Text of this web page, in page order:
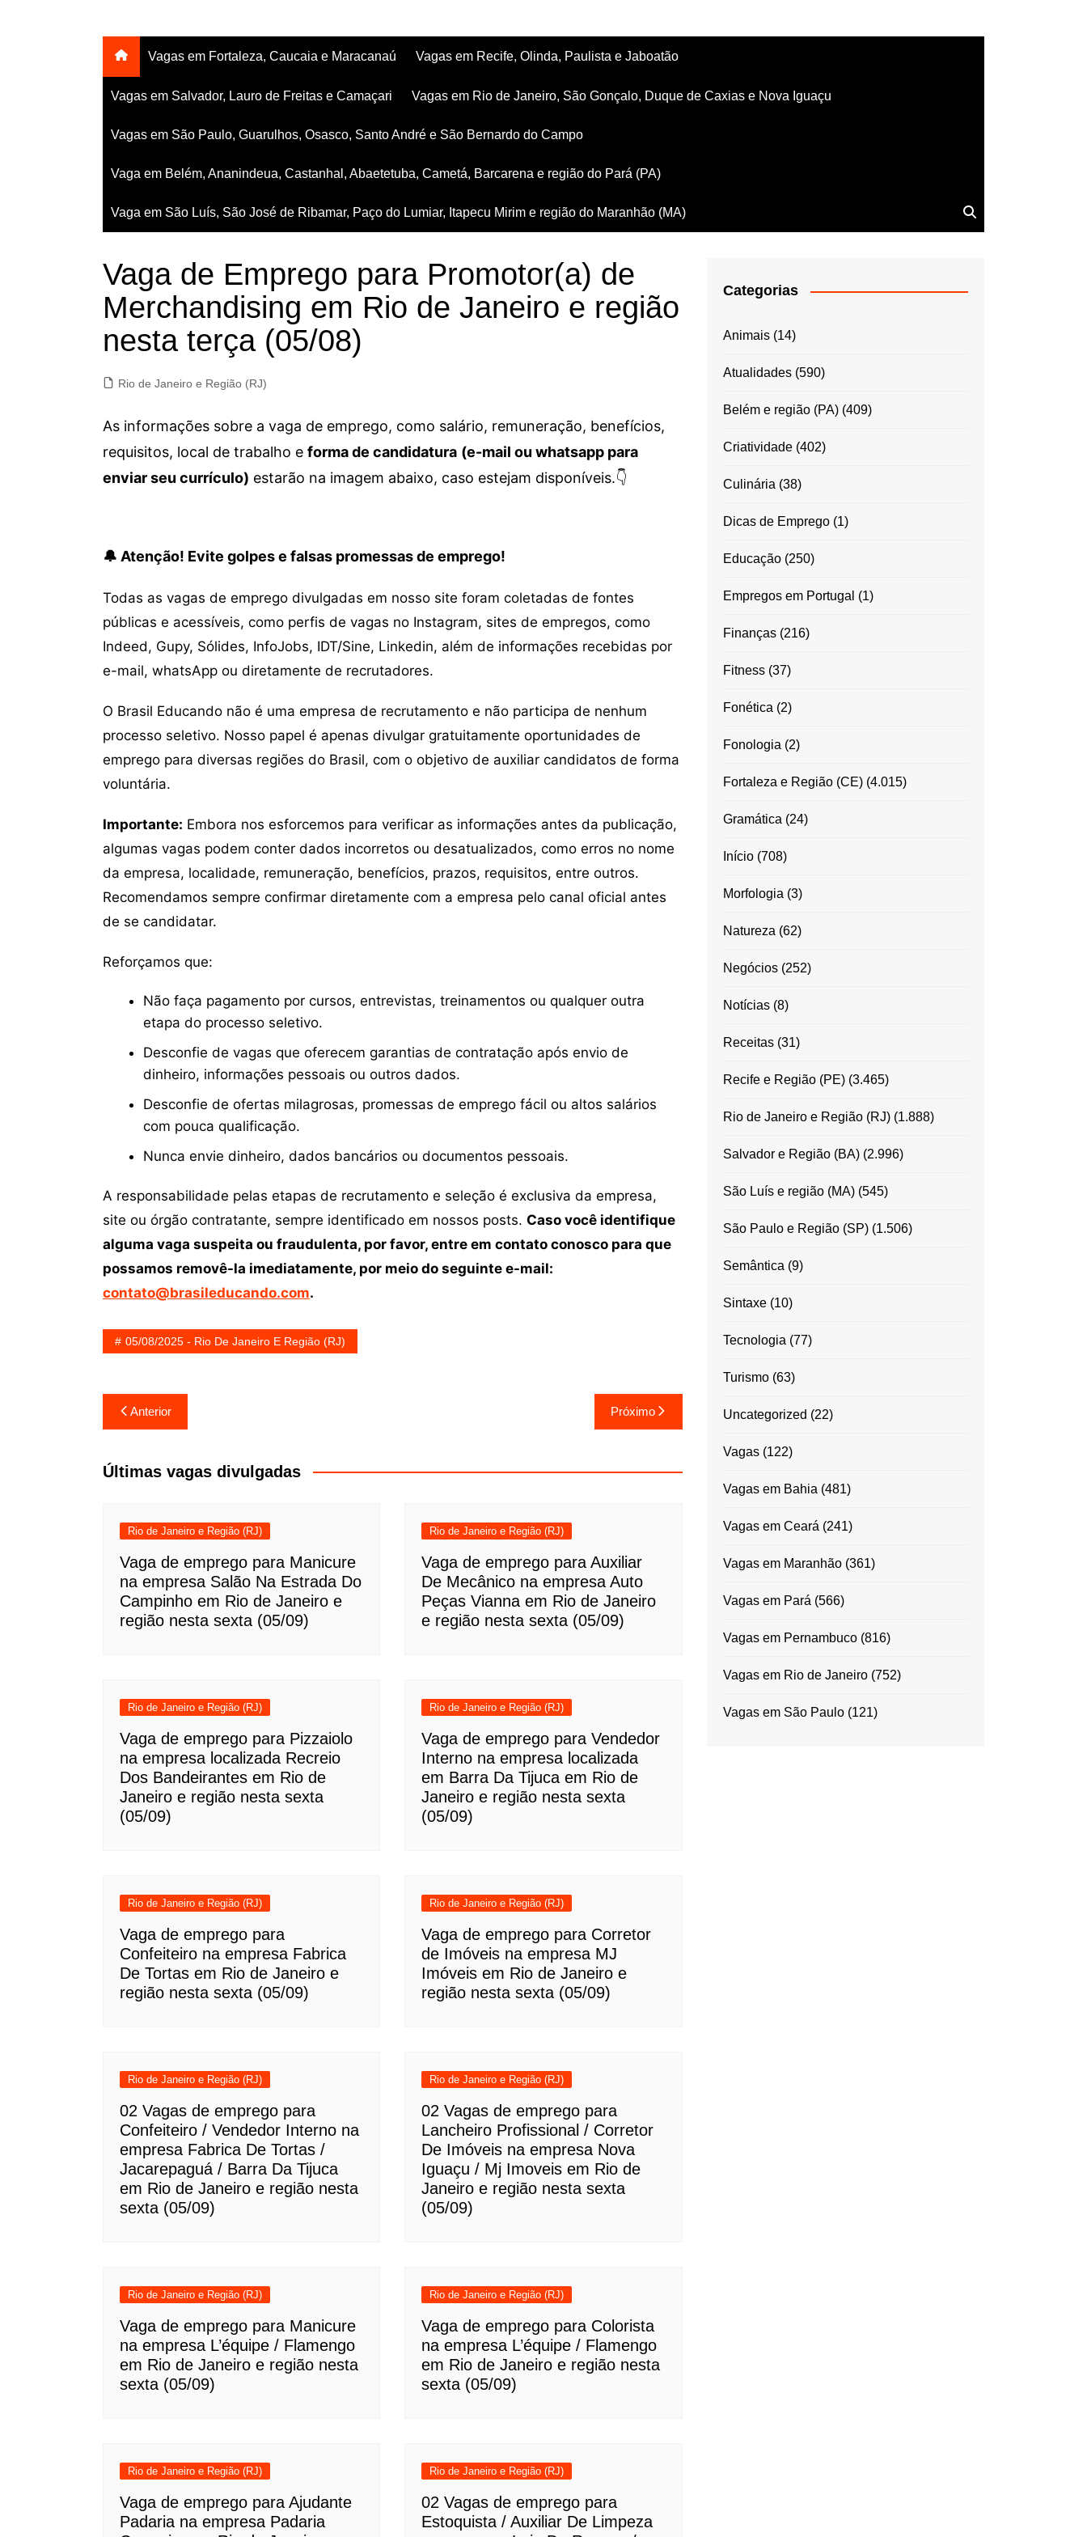
Vagas em Fortaleza, Caucaia e Maracanaú Vagas em Recife, Olinda, Paulista e Jaboatão
Vagas em Salvador, Lauro de Freitas e Camaçari Vagas em Rio de Janeiro, São Gonçalo, Duque de Caxias e Nova Iguaçu
Vagas em São Paulo, Guarulhos, Osasco, Santo André e São Bernardo do Campo
Vaga em Belém, Ananindeua, Castanhal, Abaetetuba, Cametá, Barcarena e região do Pará (PA)
Vaga em São Luís, São José de Ribamar, Paço do Lumiar, Itapecu Mirim e região do Maranhão (MA)
Vaga de Emprego para Promotor(a) de
Merchandising em Rio de Janeiro e região
nesta terça (05/08)
Rio de Janeiro e Região (RJ)
As informações sobre a vaga de emprego, como salário, remuneração, benefícios,
requisitos, local de trabalho e forma de candidatura (e-mail ou whatsapp para
enviar seu currículo) estarão na imagem abaixo, caso estejam disponíveis.👇
🔔 Atenção! Evite golpes e falsas promessas de emprego!
Todas as vagas de emprego divulgadas em nosso site foram coletadas de fontes
públicas e acessíveis, como perfis de vagas no Instagram, sites de empregos, como
Indeed, Gupy, Sólides, InfoJobs, IDT/Sine, Linkedin, além de informações recebidas por
e-mail, whatsApp ou diretamente de recrutadores.
O Brasil Educando não é uma empresa de recrutamento e não participa de nenhum
processo seletivo. Nosso papel é apenas divulgar gratuitamente oportunidades de
emprego para diversas regiões do Brasil, com o objetivo de auxiliar candidatos de forma
voluntária.
Importante: Embora nos esforcemos para verificar as informações antes da publicação,
algumas vagas podem conter dados incorretos ou desatualizados, como erros no nome
da empresa, localidade, remuneração, benefícios, prazos, requisitos, entre outros.
Recomendamos sempre confirmar diretamente com a empresa pelo canal oficial antes
de se candidatar.
Reforçamos que:
Não faça pagamento por cursos, entrevistas, treinamentos ou qualquer outra
etapa do processo seletivo.
Desconfie de vagas que oferecem garantias de contratação após envio de
dinheiro, informações pessoais ou outros dados.
Desconfie de ofertas milagrosas, promessas de emprego fácil ou altos salários
com pouca qualificação.
Nunca envie dinheiro, dados bancários ou documentos pessoais.
A responsabilidade pelas etapas de recrutamento e seleção é exclusiva da empresa,
site ou órgão contratante, sempre identificado em nossos posts. Caso você identifique
alguma vaga suspeita ou fraudulenta, por favor, entre em contato conosco para que
possamos removê-la imediatamente, por meio do seguinte e-mail:
contato@brasileducando.com.
05/08/2025 - Rio De Janeiro E Região (RJ)
Navegação
de
Post
Anterior Próximo
Últimas vagas divulgadas
Rio de Janeiro e Região (RJ)
Vaga de emprego para Manicure
na empresa Salão Na Estrada Do
Campinho em Rio de Janeiro e
região nesta sexta (05/09)
Rio de Janeiro e Região (RJ)
Vaga de emprego para Auxiliar
De Mecânico na empresa Auto
Peças Vianna em Rio de Janeiro
e região nesta sexta (05/09)
Rio de Janeiro e Região (RJ)
Vaga de emprego para Pizzaiolo
na empresa localizada Recreio
Dos Bandeirantes em Rio de
Janeiro e região nesta sexta
(05/09)
Rio de Janeiro e Região (RJ)
Vaga de emprego para Vendedor
Interno na empresa localizada
em Barra Da Tijuca em Rio de
Janeiro e região nesta sexta
(05/09)
Rio de Janeiro e Região (RJ)
Vaga de emprego para
Confeiteiro na empresa Fabrica
De Tortas em Rio de Janeiro e
região nesta sexta (05/09)
Rio de Janeiro e Região (RJ)
Vaga de emprego para Corretor
de Imóveis na empresa MJ
Imóveis em Rio de Janeiro e
região nesta sexta (05/09)
Rio de Janeiro e Região (RJ)
02 Vagas de emprego para
Confeiteiro / Vendedor Interno na
empresa Fabrica De Tortas /
Jacarepaguá / Barra Da Tijuca
em Rio de Janeiro e região nesta
sexta (05/09)
Rio de Janeiro e Região (RJ)
02 Vagas de emprego para
Lancheiro Profissional / Corretor
De Imóveis na empresa Nova
Iguaçu / Mj Imoveis em Rio de
Janeiro e região nesta sexta
(05/09)
Rio de Janeiro e Região (RJ)
Vaga de emprego para Manicure
na empresa L’équipe / Flamengo
em Rio de Janeiro e região nesta
sexta (05/09)
Rio de Janeiro e Região (RJ)
Vaga de emprego para Colorista
na empresa L’équipe / Flamengo
em Rio de Janeiro e região nesta
sexta (05/09)
Rio de Janeiro e Região (RJ)
Vaga de emprego para Ajudante
Padaria na empresa Padaria
Rio de Janeiro e Região (RJ)
02 Vagas de emprego para
Estoquista / Auxiliar De Limpeza
Categorias
Animais(14)
Atualidades(590)
Belém e região (PA)(409)
Criatividade(402)
Culinária (38)
Dicas de Emprego(1)
Educação(250)
Empregos em Portugal (1)
Finanças(216)
Fitness(37)
Fonética (2)
Fonologia (2)
Fortaleza e Região (CE)(4.015)
Gramática (24)
Início(708)
Morfologia (3)
Natureza (62)
Negócios(252)
Notícias(8)
Receitas(31)
Recife e Região (PE)(3.465)
Rio de Janeiro e Região (RJ)(1.888)
Salvador e Região (BA)(2.996)
São Luís e região (MA)(545)
São Paulo e Região (SP)(1.506)
Semântica (9)
Sintaxe(10)
Tecnologia (77)
Turismo(63)
Uncategorized (22)
Vagas(122)
Vagas em Bahia (481)
Vagas em Ceará (241)
Vagas em Maranhão(361)
Vagas em Pará (566)
Vagas em Pernambuco(816)
Vagas em Rio de Janeiro(752)
Vagas em São Paulo(121)